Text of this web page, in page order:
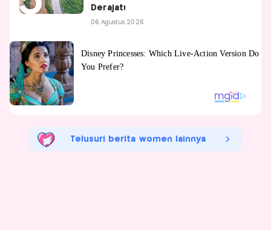
Derajat!
06 Agustus 2026
Telusuri berita women lainnya